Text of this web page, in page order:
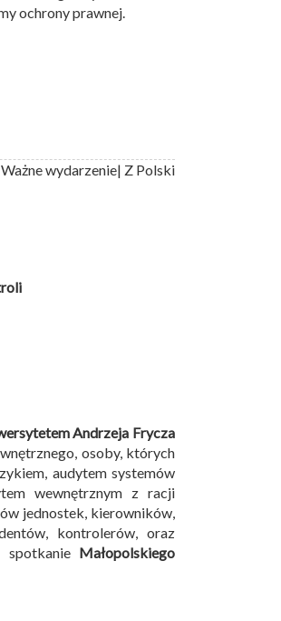
ochrony prawnej.
wydarzenie| Z Polski
Andrzeja Frycza
osoby, których
audytem systemów
wewnętrznym z racji
jednostek, kierowników,
kontrolerów, oraz
spotkanie Małopolskiego